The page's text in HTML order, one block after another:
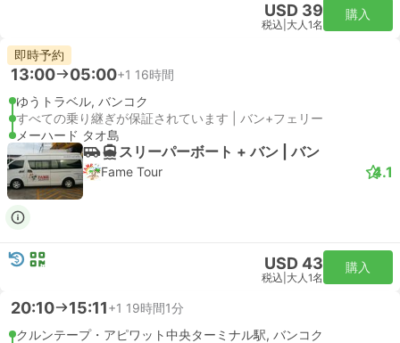
USD 39
税込 大人1名
購入
即時予約
13:00 05:00+1 16時間
ゆうトラベル, バンコク
すべての乗り継ぎが保証されています | バン+フェリー
メーハード タオ島
スリーパーボート + バン | バン
Fame Tour 4.1
USD 43
税込 大人1名
購入
20:10 15:11+1 19時間1分
クルンテープ・アピワット中央ターミナル駅, バンコク